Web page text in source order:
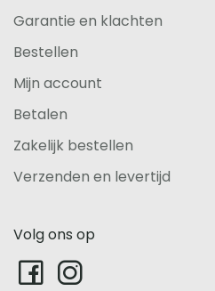
Garantie en klachten
Bestellen
Mijn account
Betalen
Zakelijk bestellen
Verzenden en levertijd
Volg ons op